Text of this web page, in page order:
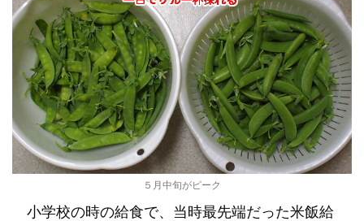
５月中旬がピーク
小学校の時の給食で、当時最先端だった米飯給